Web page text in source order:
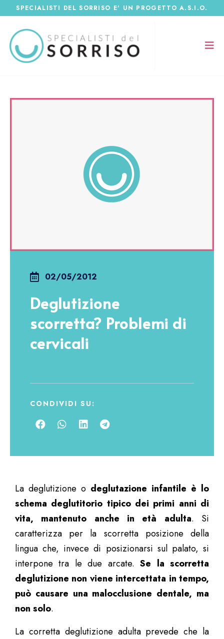
SPECIALISTI DEL SORRISO E' UN PROGETTO A.S.I.O.
02/05/2012
Deglutizione
scorretta? Problemi di
cervicali
CONDIVIDI SU:
La deglutizione o deglutazione infantile è lo
schema deglutitorio tipico dei primi anni di
vita, mantenuto anche in età adulta. Si
caratterizza per la scorretta posizione della
lingua che, invece di posizionarsi sul palato, si
interpone tra le due arcate.Se la scorretta
deglutizione non viene intercettata in tempo,
può causare una malocclusione dentale, ma
non solo.
La corretta deglutizione adulta prevede che la